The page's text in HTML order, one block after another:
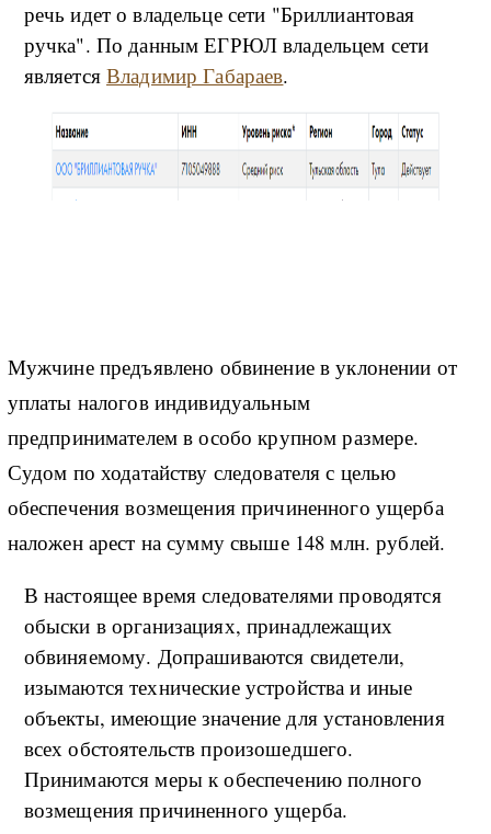
речь идет о владельце сети "Бриллиантовая
ручка". По данным ЕГРЮЛ владельцем сети
являетсяВладимир Габараев.
Мужчине предъявлено обвинение в уклонении от
уплаты налогов индивидуальным
предпринимателем в особо крупном размере.
Судом по ходатайству следователя с целью
обеспечения возмещения причиненного ущерба
наложен арест на сумму свыше 148 млн. рублей.
В настоящее время следователями проводятся
обыски в организациях, принадлежащих
обвиняемому. Допрашиваются свидетели,
изымаются технические устройства и иные
объекты, имеющие значение для установления
всех обстоятельств произошедшего.
Принимаются меры к обеспечению полного
возмещения причиненного ущерба.